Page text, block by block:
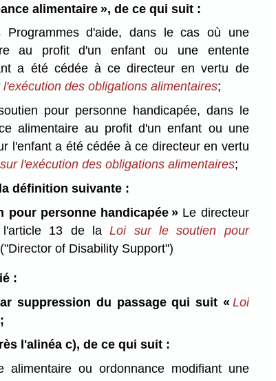
alimentaire », de ce qui suit :
Programmes d'aide, dans le cas où une
au profit d'un enfant ou une entente
a été cédée à ce directeur en vertu de
l'exécution des obligations alimentaires;
pour personne handicapée, dans le
alimentaire au profit d'un enfant ou une
l'enfant a été cédée à ce directeur en vertu
l'exécution des obligations alimentaires;
définition suivante :
pour personne handicapée » Le directeur
l'article 13 de laLoi sur le soutien pour
("Director of Disability Support")
:
suppression du passage qui suit « Loi
l'alinéa c), de ce qui suit :
alimentaire ou ordonnance modifiant une